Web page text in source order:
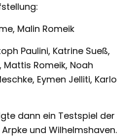
Malin Romeik
Paulini, Katrine Sueß,
Mattis Romeik, Noah
Eymen Jelliti, Karlo
dann ein Testspiel der
und Wilhelmshaven.